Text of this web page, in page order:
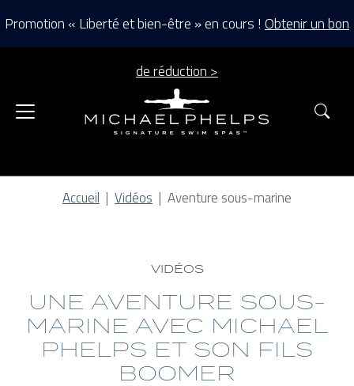
Promotion « Liberté et bien-être » en cours ! Obtenir un bon
de réduction >
Accueil Vidéos Aventure sous-marine
VIDÉOS
UNE AVENTURE SOUS-
MARINE AVEC MICHAEL
PHELPS ET SON FILS
BOOMER